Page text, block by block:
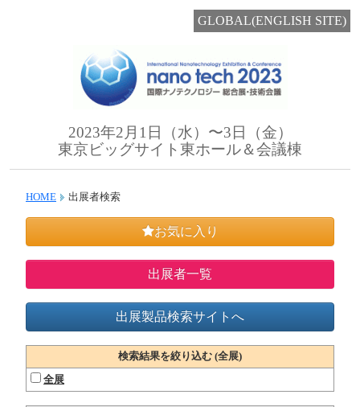
GLOBAL(ENGLISH SITE)
2023年2月1日（水）〜3日（金）
東京ビッグサイト東ホール＆会議棟
HOME 出展者検索
お気に入り
出展者一覧
出展製品検索サイトへ
検索結果を絞り込む (全展)
全展